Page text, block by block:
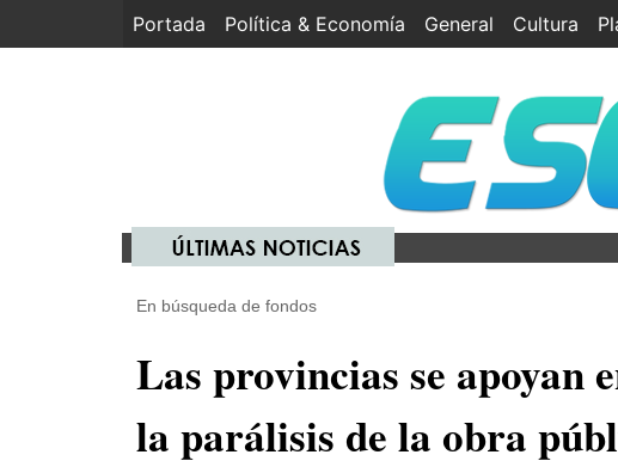
Portada (current)
Política & Economía General Cultura
En búsqueda de fondos
Las provincias se apoyan
la parálisis de la obra